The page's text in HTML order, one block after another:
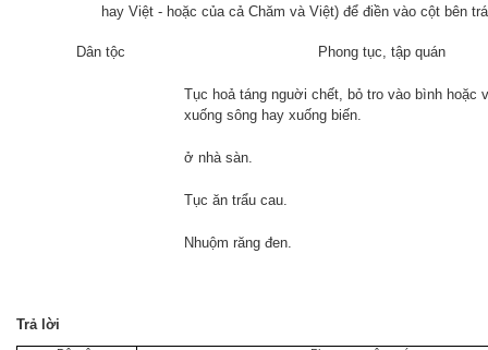
hay Việt - hoặc của cả Chăm và Việt) để điền vào cột bên
Dân tộc Phong tục, tập quán
Tục hoả táng nguời chết, bỏ tro vào bình hoặc
xuống sông hay xuống biến.
ở nhà sàn.
Tục ăn trẩu cau.
Nhuộm răng đen.
Trảlời